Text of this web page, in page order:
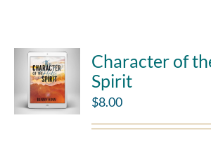
Character of
Spirit
$8.00